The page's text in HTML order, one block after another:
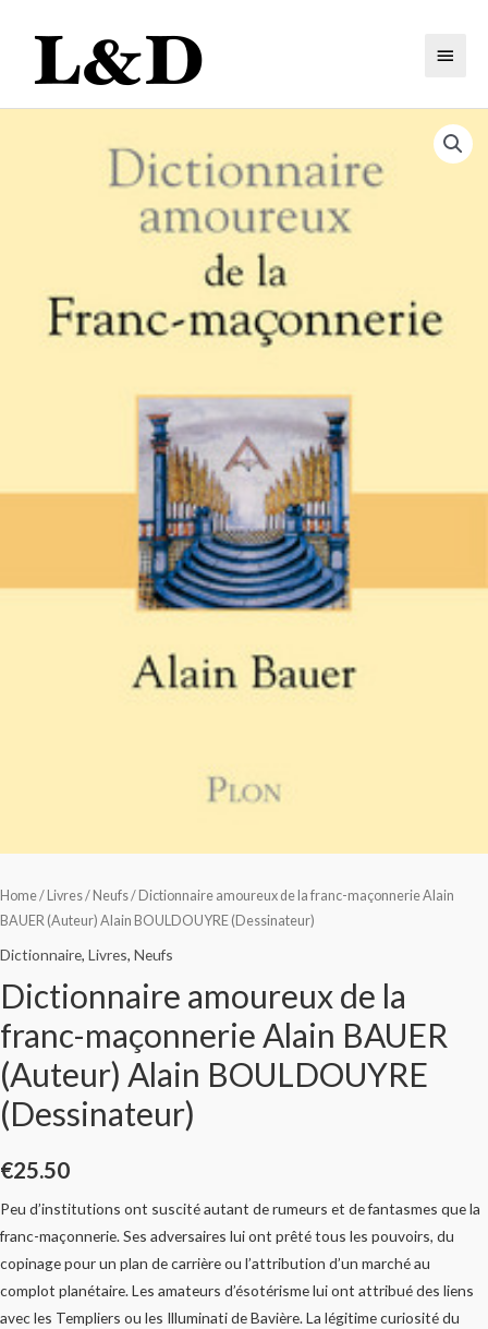
Home/ Livres/ Neufs/ Dictionnaire amoureux de la franc-maçonnerie Alain
BAUER (Auteur) Alain BOULDOUYRE (Dessinateur)
Dictionnaire, Livres, Neufs
Dictionnaire amoureux de la
franc-maçonnerie Alain BAUER
(Auteur) Alain BOULDOUYRE
(Dessinateur)
€25.50
Peu d’institutions ont suscité autant de rumeurs et de fantasmes que la
franc-maçonnerie. Ses adversaires lui ont prêté tous les pouvoirs, du
copinage pour un plan de carrière ou l’attribution d’un marché au
complot planétaire. Les amateurs d’ésotérisme lui ont attribué des liens
avec les Templiers ou les Illuminati de Bavière. La légitime curiosité du